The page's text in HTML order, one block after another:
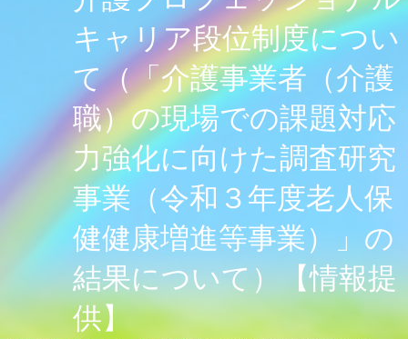
キャリア段位制度につい
て（「介護事業者（介護
職）の現場での課題対応
力強化に向けた調査研究
事業（令和３年度老人保
健健康増進等事業）」の
結果について）【情報提
供】